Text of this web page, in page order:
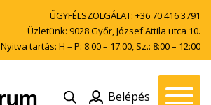
ÜGYFÉLSZOLGÁLAT: +36 70 416 3791
Üzletünk: 9028 Győr, József Attila utca 10.
Nyitva tartás: H – P: 8:00 – 17:00, Sz.: 8:00 – 12:00
Belépés